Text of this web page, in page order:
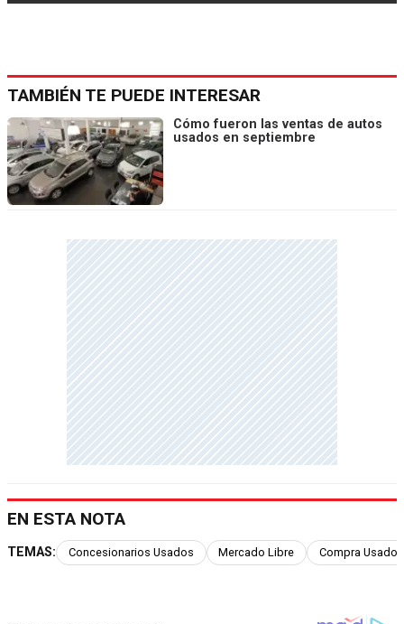
TAMBIÉN TE PUEDE INTERESAR
Cómo fueron las ventas de autos
usados en septiembre
EN ESTA NOTA
TEMAS: Concesionarios Usados Mercado Libre Compra Usados